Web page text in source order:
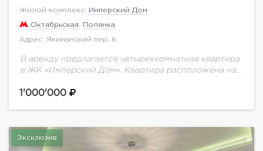
Жилой комплекс: Имперский Дом
Октябрьская Полянка
Адрес: Якиманский пер. 6
В аренду предлагается четырехкомнатная квартира
в ЖК «Имперский Дом». Квартира расположена на 2
на 2 квартиры. В квартире выполнен...
1'000'000
Эксклюзив